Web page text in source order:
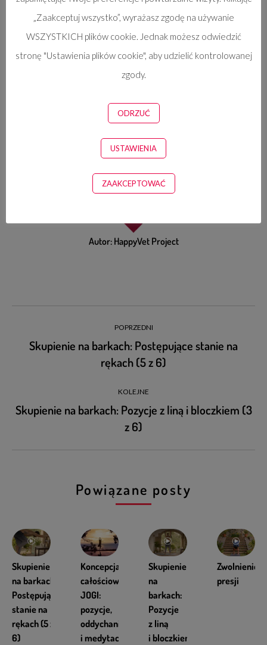
Skupienie na barkach
Rozpowszechnij nasze porady dotyczące przeciwdziałania
wypaleniu zawodowemu w swoim środowisku weterynaryjnym
Autor:HappyVet Project
POPRZEDNI
Skupienie na barkach: Postępujące stanie na
rękach (5 z 6)
KOLEJNE
Skupienie na barkach: Pozycje z liną i bloczkiem (3
z 6)
Powiązane posty
Skupienie
na barkach:
Postępujące
stanie na
rękach (5 z
6)
Koncepcja
całościowej
JOGI:
pozycje,
oddychanie
i medytacja
Skupienie
na
barkach:
Pozycje
z liną
i bloczkiem
Zwolnienie
presji
„Zaakceptuj wszystko”, wyrażasz zgodę na używanie
WSZYSTKICH plików cookie. Jednak możesz odwiedzić
stronę "Ustawienia plików cookie", aby udzielić kontrolowanej
zgody.
ODRZUĆ
USTAWIENIA
ZAAKCEPTOWAĆ